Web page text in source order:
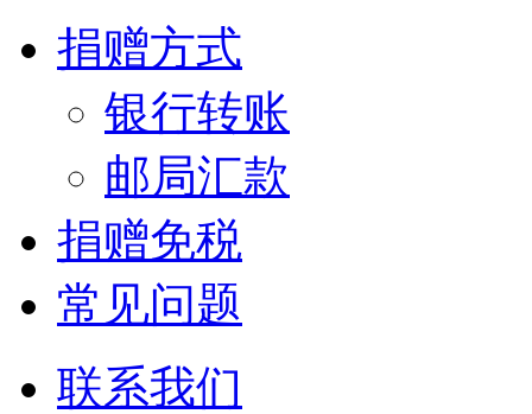
捐赠方式
银行转账
邮局汇款
捐赠免税
常见问题
联系我们